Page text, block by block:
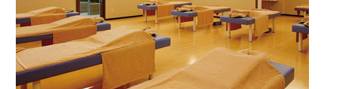
リクライニングチェアと琉球畳をしつらえたリラクゼー
ションルームです。お風呂あがりに、ゆっくりとおくつ
ろぎ下さい。